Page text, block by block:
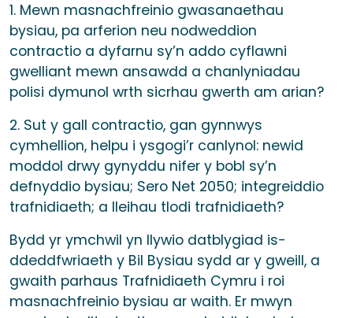
1. Mewn masnachfreinio gwasanaethau
bysiau, pa arferion neu nodweddion
contractio a dyfarnu sy’n addo cyflawni
gwelliant mewn ansawdd a chanlyniadau
polisi dymunol wrth sicrhau gwerth am arian?
2. Sut y gall contractio, gan gynnwys
cymhellion, helpu i ysgogi’r canlynol: newid
moddol drwy gynyddu nifer y bobl sy’n
defnyddio bysiau; Sero Net 2050; integreiddio
trafnidiaeth; a lleihau tlodi trafnidiaeth?
Bydd yr ymchwil yn llywio datblygiad is-
ddeddfwriaeth y Bil Bysiau sydd ar y gweill, a
gwaith parhaus Trafnidiaeth Cymru i roi
masnachfreinio bysiau ar waith. Er mwyn